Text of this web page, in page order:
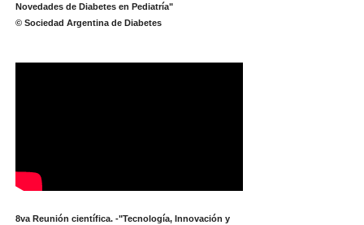
Novedades de Diabetes en Pediatría"
© Sociedad Argentina de Diabetes
8va Reunión científica. -"Tecnología, Innovación y